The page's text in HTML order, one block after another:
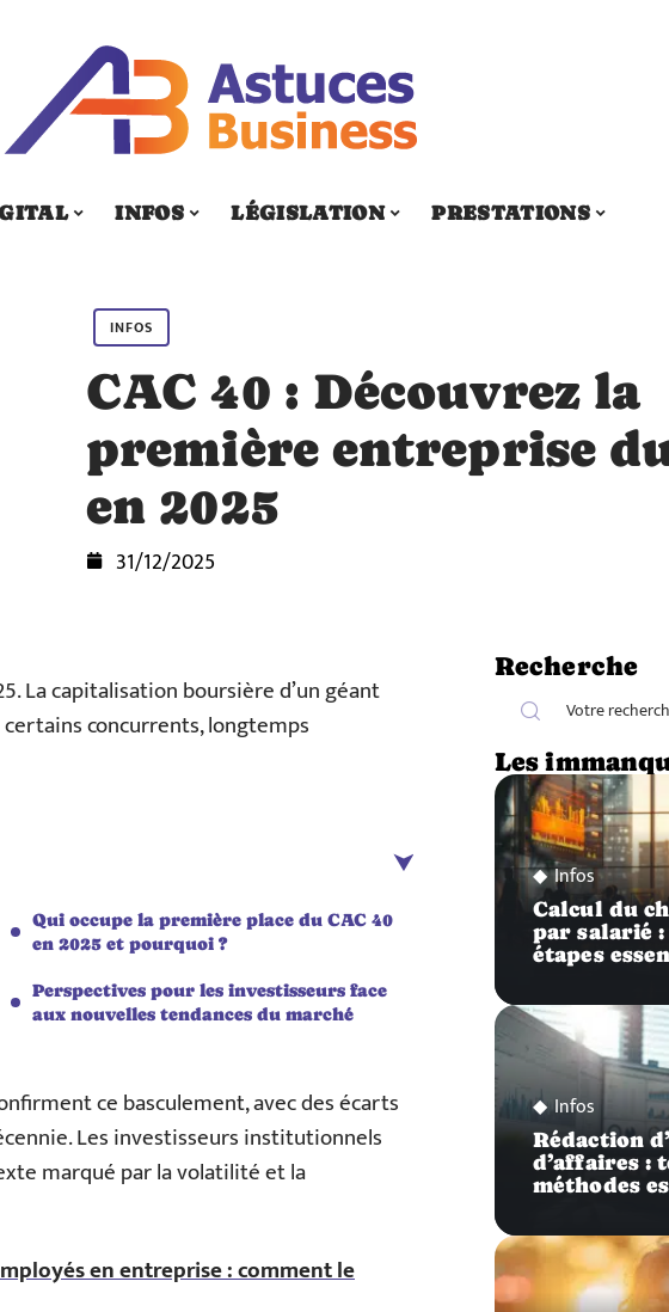
INFOS LÉGISLATION PRESTATIONS
INFOS
CAC 40 : Découvrez la
première entreprise
en 2025
31/12/2025
La capitalisation boursière d’un géant
concurrents, longtemps
Qui occupe la première place du CAC 40
en 2025 et pourquoi ?
Perspectives pour les investisseurs face
aux nouvelles tendances du marché
ce basculement, avec des écarts
Les investisseurs institutionnels
marqué par la volatilité et la
en entreprise : comment le
Recherche
Les
Infos
Calcul du
par salarié :
étapes
Infos
Rédaction
d’affaires :
méthodes